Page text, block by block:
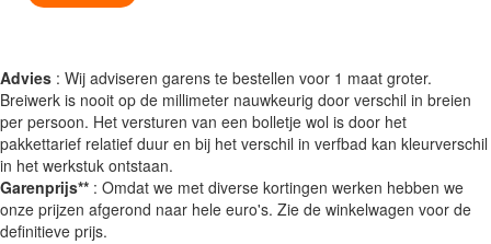
Advies : Wij adviseren garens te bestellen voor 1 maat groter.
Breiwerk is nooit op de millimeter nauwkeurig door verschil in breien
per persoon. Het versturen van een bolletje wol is door het
pakkettarief relatief duur en bij het verschil in verfbad kan kleurverschil
in het werkstuk ontstaan.
Garenprijs** : Omdat we met diverse kortingen werken hebben we
onze prijzen afgerond naar hele euro's. Zie de winkelwagen voor de
definitieve prijs.